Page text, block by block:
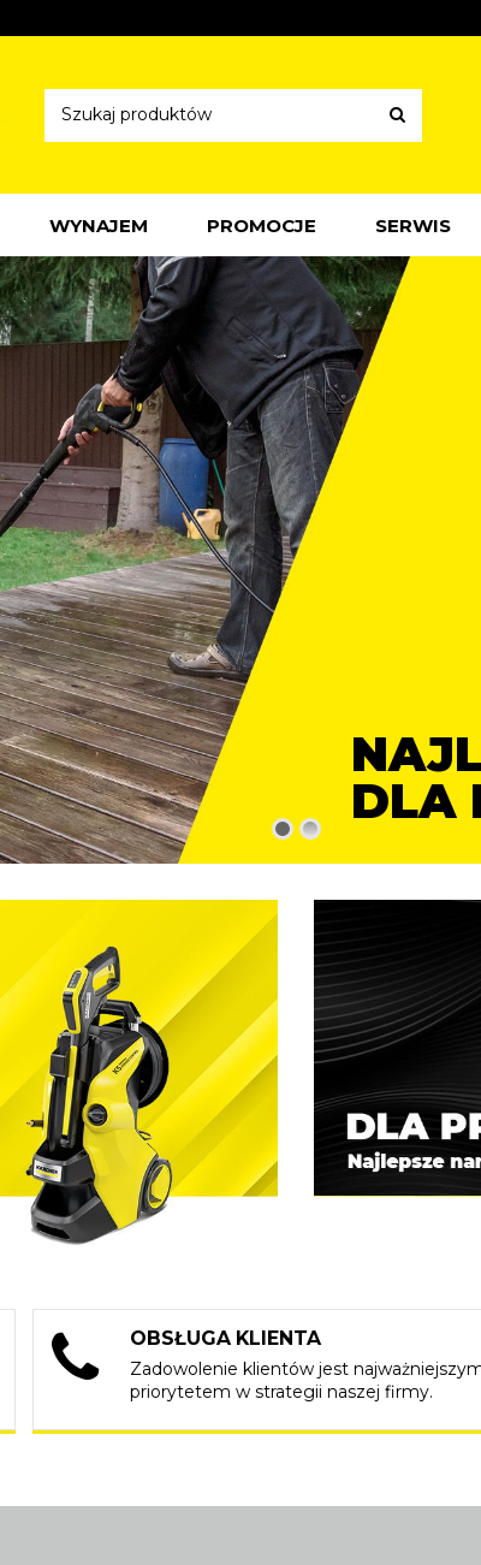
WYNAJEM PROMOCJE SERWIS
DLA
OBSŁUGA KLIENTA
Zadowolenie klientów jest
priorytetem w strategii naszej firmy.